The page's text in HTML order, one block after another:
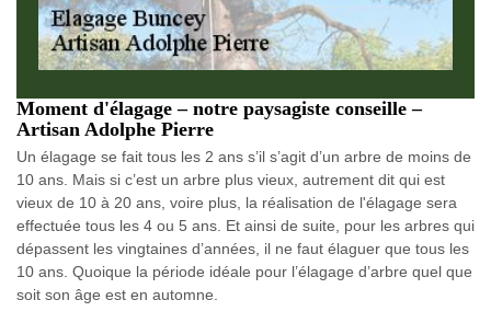
Moment d'élagage – notre paysagiste conseille –
Artisan Adolphe Pierre
Un élagage se fait tous les 2 ans s’il s’agit d’un arbre de moins de
10 ans. Mais si c’est un arbre plus vieux, autrement dit qui est
vieux de 10 à 20 ans, voire plus, la réalisation de l'élagage sera
effectuée tous les 4 ou 5 ans. Et ainsi de suite, pour les arbres qui
dépassent les vingtaines d’années, il ne faut élaguer que tous les
10 ans. Quoique la période idéale pour l’élagage d’arbre quel que
soit son âge est en automne.